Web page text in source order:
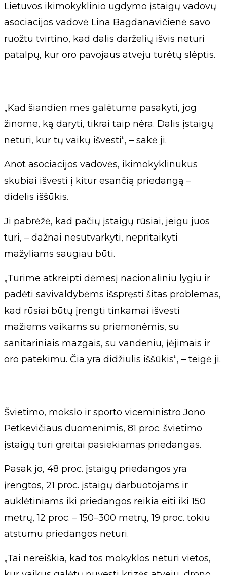
Lietuvos ikimokyklinio ugdymo įstaigų vadovų
asociacijos vadovė Lina Bagdanavičienė savo
ruožtu tvirtino, kad dalis darželių išvis neturi
patalpų, kur oro pavojaus atveju turėtų slėptis.
„Kad šiandien mes galėtume pasakyti, jog
žinome, ką daryti, tikrai taip nėra. Dalis įstaigų
neturi, kur tų vaikų išvesti“, – sakė ji.
Anot asociacijos vadovės, ikimokyklinukus
skubiai išvesti į kitur esančią priedangą –
didelis iššūkis.
Ji pabrėžė, kad pačių įstaigų rūsiai, jeigu juos
turi, – dažnai nesutvarkyti, nepritaikyti
mažyliams saugiau būti.
„Turime atkreipti dėmesį nacionaliniu lygiu ir
padėti savivaldybėms išspręsti šitas problemas,
kad rūsiai būtų įrengti tinkamai išvesti
mažiems vaikams su priemonėmis, su
sanitariniais mazgais, su vandeniu, įėjimais ir
oro patekimu. Čia yra didžiulis iššūkis“, – teigė ji.
Švietimo, mokslo ir sporto viceministro Jono
Petkevičiaus duomenimis, 81 proc. švietimo
įstaigų turi greitai pasiekiamas priedangas.
Pasak jo, 48 proc. įstaigų priedangos yra
įrengtos, 21 proc. įstaigų darbuotojams ir
auklėtiniams iki priedangos reikia eiti iki 150
metrų, 12 proc. – 150–300 metrų, 19 proc. tokiu
atstumu priedangos neturi.
„Tai nereiškia, kad tos mokyklos neturi vietos,